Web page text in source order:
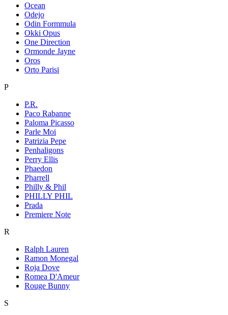
Ocean
Odejo
Odin Formmula
Okki Opus
One Direction
Ormonde Jayne
Oros
Orto Parisi
P
P.R.
Paco Rabanne
Paloma Picasso
Parle Moi
Patrizia Pepe
Penhaligons
Perry Ellis
Phaedon
Pharrell
Philly & Phil
PHILLY PHIL
Prada
Premiere Note
R
Ralph Lauren
Ramon Monegal
Roja Dove
Romea D'Ameur
Rouge Bunny
S